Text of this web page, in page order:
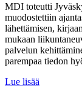
MDI toteutti
muodostettiin
lähettämisen,
mukaan
palvelun
parempaa tiedon
Lue lisää